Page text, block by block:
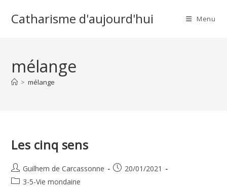
Catharisme d'aujourd'hui Menu
mélange
> mélange
Les cinq sens
Auteur/autrice
de
Guilhem de Carcassonne
Publication
20/01/2021
Post3-5-Vie mondaine